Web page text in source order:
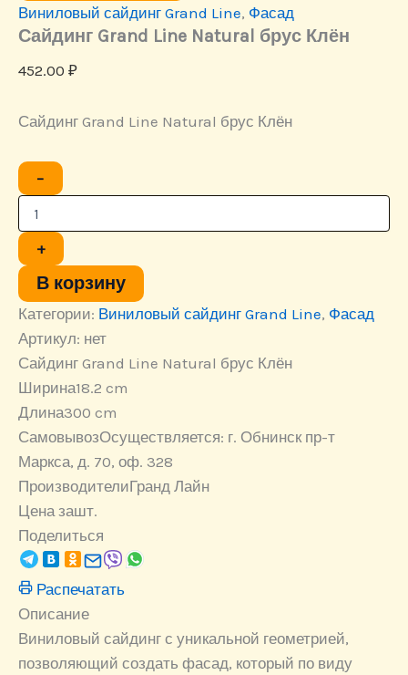
Виниловый сайдинг Grand Line, Фасад
Сайдинг Grand Line Natural брус Клён
452.00 ₽
Сайдинг Grand Line Natural брус Клён
−
Количество
товара
Line
Natural
брус
Клён
+
В корзину
Категории: Виниловый сайдинг Grand Line, Фасад
Артикул: нет
Сайдинг Grand Line Natural брус Клён
Ширина18.2 cm
Длина300 cm
СамовывозОсуществляется: г. Обнинск пр-т
Маркса, д. 70, оф. 328
ПроизводителиГранд Лайн
Цена зашт.
Поделиться
Распечатать
Описание
Виниловый сайдинг с уникальной геометрией,
позволяющий создать фасад, который по виду